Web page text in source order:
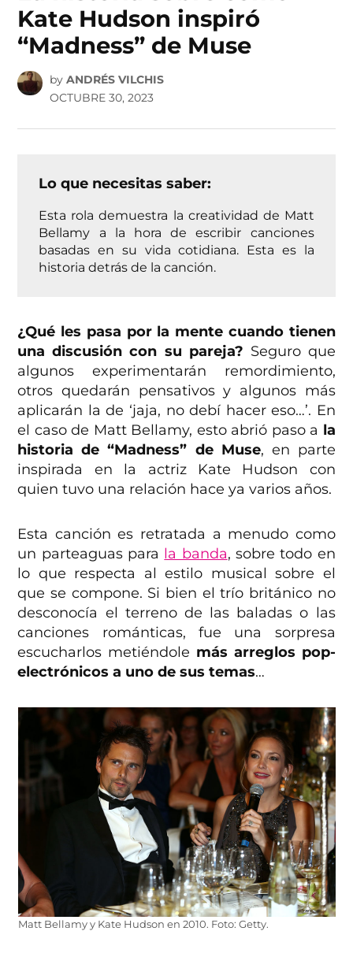
Kate Hudson inspiró
“Madness” de Muse
by ANDRÉS VILCHIS
OCTUBRE 30, 2023
Lo que necesitas saber:
Esta rola demuestra la creatividad de Matt
Bellamy a la hora de escribir canciones
basadas en su vida cotidiana. Esta es la
historia detrás de la canción.
¿Qué les pasa por la mente cuando tienen
una discusión con su pareja? Seguro que
algunos experimentarán remordimiento,
otros quedarán pensativos y algunos más
aplicarán la de ‘jaja, no debí hacer eso…’. En
el caso de Matt Bellamy, esto abrió paso a la
historia de “Madness” de Muse, en parte
inspirada en la actriz Kate Hudson con
quien tuvo una relación hace ya varios años.
Esta canción es retratada a menudo como
un parteaguas para la banda, sobre todo en
lo que respecta al estilo musical sobre el
que se compone. Si bien el trío británico no
desconocía el terreno de las baladas o las
canciones románticas, fue una sorpresa
escucharlos metiéndole más arreglos pop-
electrónicos a uno de sus temas…
Matt Bellamy y Kate Hudson en 2010. Foto: Getty.